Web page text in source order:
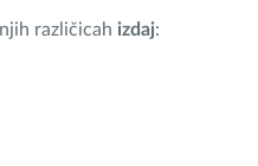
različicah izdaj: